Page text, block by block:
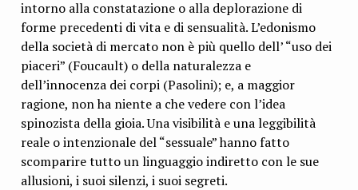
intorno alla constatazione o alla deplorazione di
forme precedenti di vita e di sensualità. L’edonismo
della società di mercato non è più quello dell’ “uso dei
piaceri” (Foucault) o della naturalezza e
dell’innocenza dei corpi (Pasolini); e, a maggior
ragione, non ha niente a che vedere con l’idea
spinozista della gioia. Una visibilità e una leggibilità
reale o intenzionale del “sessuale” hanno fatto
scomparire tutto un linguaggio indiretto con le sue
allusioni, i suoi silenzi, i suoi segreti.